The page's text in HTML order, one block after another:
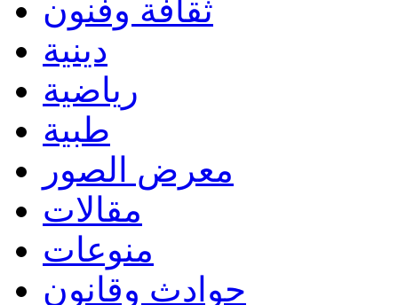
ثقافة وفنون
دينية
رياضية
طبية
معرض الصور
مقالات
منوعات
حوادث وقانون